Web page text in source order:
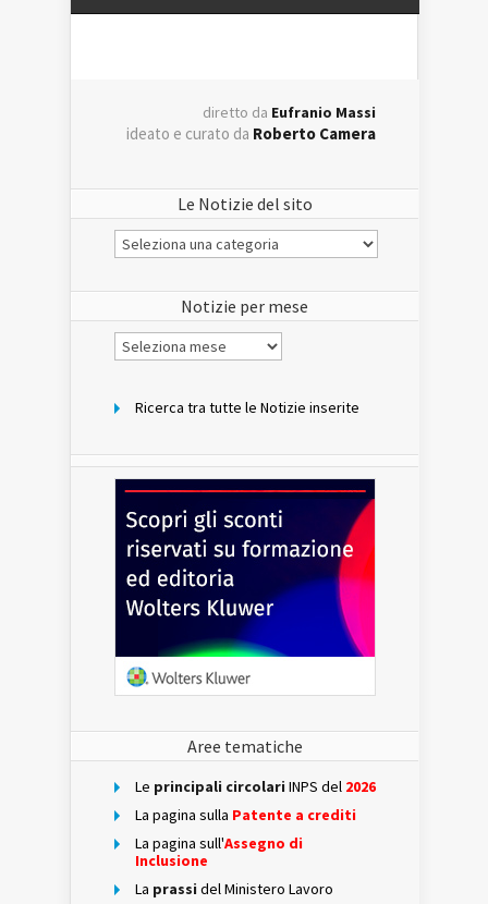
diretto da Eufranio Massi
ideato e curato da Roberto Camera
Le Notizie del sito
Le
Notizie
Notizie per mese
Notizie
per
Ricerca tra tutte le Notizie inserite
Aree tematiche
Le principali circolari INPS del 2026
La pagina sulla Patente a crediti
La pagina sull'Assegno di
Inclusione
La prassi del Ministero Lavoro